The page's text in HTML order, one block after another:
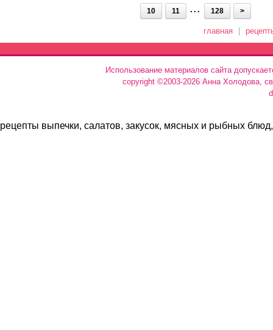
10 11 ... 128 >
главная
Использование материалов сайта
copyright ©2003-2026 Анна Холодова,
рецепты выпечки, салатов, закусок, мясных и рыбных